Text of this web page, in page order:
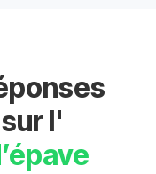
l'